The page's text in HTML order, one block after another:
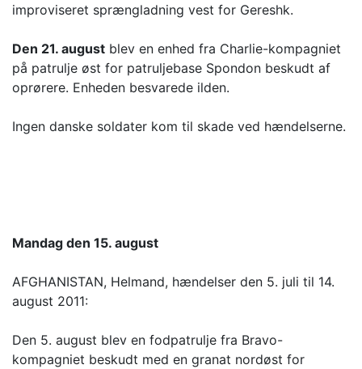
improviseret sprængladning vest for Gereshk.
Den 21. august blev en enhed fra Charlie-kompagniet
på patrulje øst for patruljebase Spondon beskudt af
oprørere. Enheden besvarede ilden.
Ingen danske soldater kom til skade ved hændelserne.
Mandag den 15. august
AFGHANISTAN, Helmand, hændelser den 5. juli til 14.
august 2011:
Den 5. august blev en fodpatrulje fra Bravo-
kompagniet beskudt med en granat nordøst for